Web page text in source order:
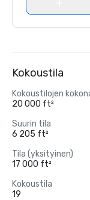
Kokoustila
Kokoustilojen
20 000 ft²
Suurin tila
6 205 ft²
Tila (yksityinen)
17 000 ft²
Kokoustila
19